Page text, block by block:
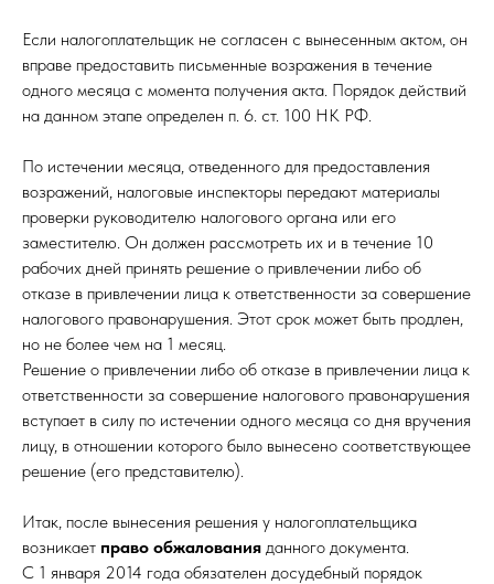
Если налогоплательщик не согласен с вынесенным актом, он
вправе предоставить письменные возражения в течение
одного месяца с момента получения акта. Порядок действий
на данном этапе определен п. 6. ст. 100 НК РФ.
По истечении месяца, отведенного для предоставления
возражений, налоговые инспекторы передают материалы
проверки руководителю налогового органа или его
заместителю. Он должен рассмотреть их и в течение 10
рабочих дней принять решение о привлечении либо об
отказе в привлечении лица к ответственности за совершение
налогового правонарушения. Этот срок может быть продлен,
но не более чем на 1 месяц.
Решение о привлечении либо об отказе в привлечении лица к
ответственности за совершение налогового правонарушения
вступает в силу по истечении одного месяца со дня вручения
лицу, в отношении которого было вынесено соответствующее
решение (его представителю).
Итак, после вынесения решения у налогоплательщика
возникает право обжалования данного документа.
С 1 января 2014 года обязателен досудебный порядок